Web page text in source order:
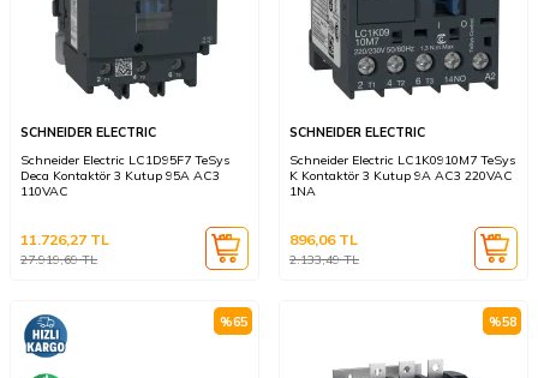
SCHNEIDER ELECTRIC
Schneider Electric LC1D95F7 TeSys
Deca Kontaktör 3 Kutup 95A AC3
110VAC
27.919,69TL
11.726,27 TL
SCHNEIDER ELECTRIC
Schneider Electric LC1K0910M7 TeSys
K Kontaktör 3 Kutup 9A AC3 220VAC
1NA
2.133,49TL
896,06TL
%65 %58